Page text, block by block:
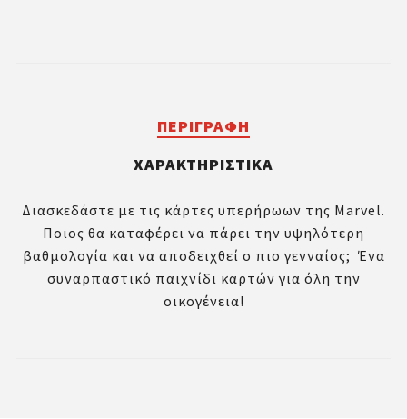
ΠΕΡΙΓΡΑΦΉ
ΧΑΡΑΚΤΗΡΙΣΤΙΚΆ
Διασκεδάστε με τις κάρτες υπερήρωων της Marvel.
Ποιος θα καταφέρει να πάρει την υψηλότερη
βαθμολογία και να αποδειχθεί ο πιο γενναίος; Ένα
συναρπαστικό παιχνίδι καρτών για όλη την
οικογένεια!